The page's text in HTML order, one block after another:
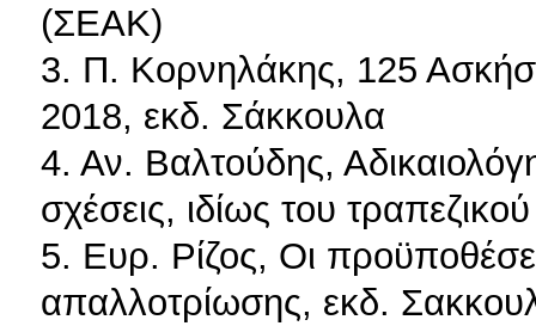
(ΣΕΑΚ)
3. Π. Κορνηλάκης, 125
2018, εκδ. Σάκκουλα
4. Αν. Βαλτούδης,
σχέσεις, ιδίως του
5. Ευρ. Ρίζος, Οι
απαλλοτρίωσης, εκδ.